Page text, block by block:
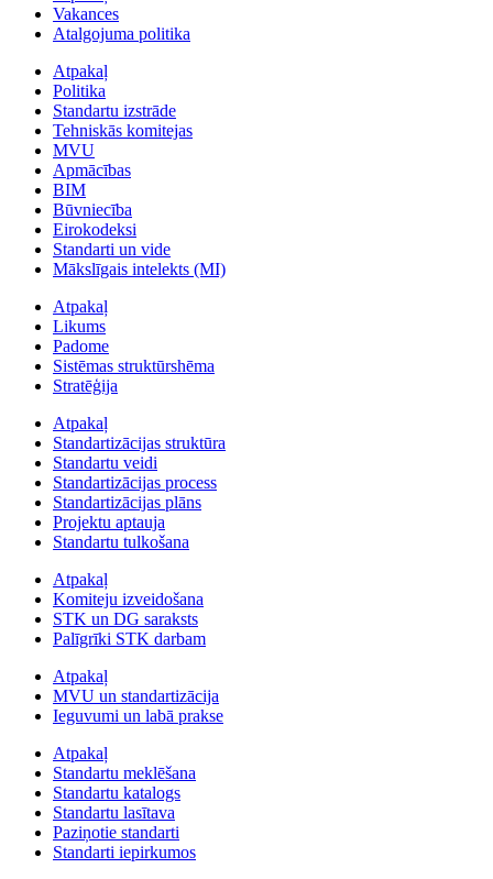
Vakances
Atalgojuma politika
Atpakaļ
Politika
Standartu izstrāde
Tehniskās komitejas
MVU
Apmācības
BIM
Būvniecība
Eirokodeksi
Standarti un vide
Mākslīgais intelekts (MI)
Atpakaļ
Likums
Padome
Sistēmas struktūrshēma
Stratēģija
Atpakaļ
Standartizācijas struktūra
Standartu veidi
Standartizācijas process
Standartizācijas plāns
Projektu aptauja
Standartu tulkošana
Atpakaļ
Komiteju izveidošana
STK un DG saraksts
Palīgrīki STK darbam
Atpakaļ
MVU un standartizācija
Ieguvumi un labā prakse
Atpakaļ
Standartu meklēšana
Standartu katalogs
Standartu lasītava
Paziņotie standarti
Standarti iepirkumos